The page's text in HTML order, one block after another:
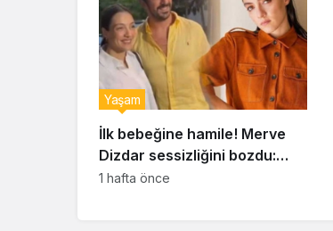
İlk bebeğine hamile! Merve
Dizdar sessizliğini bozdu:
‘İsim bulmak çok zor’
Yaşam
1 hafta önce